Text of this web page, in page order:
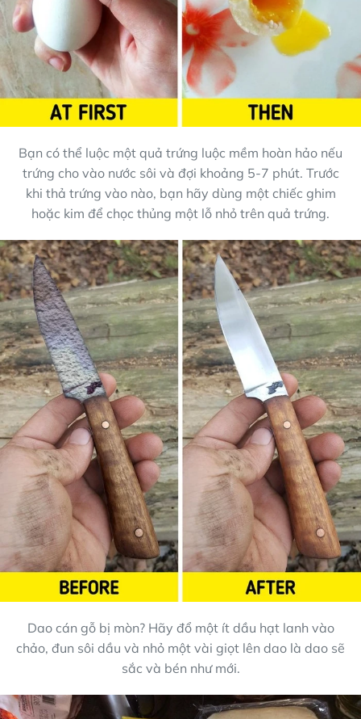
Bạn có thể luộc một quả trứng luộc mềm hoàn hảo nếu
trứng cho vào nước sôi và đợi khoảng 5-7 phút. Trước
khi thả trứng vào nào, bạn hãy dùng một chiếc ghim
hoặc kim để chọc thủng một lỗ nhỏ trên quả trứng.
Dao cán gỗ bị mòn? Hãy đổ một ít dầu hạt lanh vào
chảo, đun sôi dầu và nhỏ một vài giọt lên dao là dao sẽ
sắc và bén như mới.